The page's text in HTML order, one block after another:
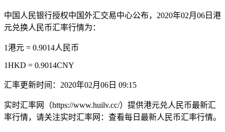
中国人民银行授权中国外汇交易中心公布，2020年02月06日港
元兑换人民币汇率行情为：
1港元 = 0.9014人民币
1HKD = 0.9014CNY
汇率更新时间：2020年02月06日 09:15
实时汇率网（https://www.huilv.cc/）提供港元兑人民币最新汇
率行情，请关注实时汇率网：查看每日最新人民币汇率行情。